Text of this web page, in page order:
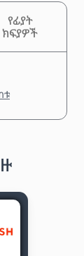
የፊያት
ክፍያዎች